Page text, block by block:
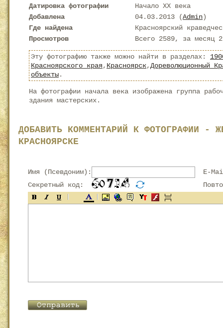
Датировка фотографии
Начало XX века
Добавлена
04.03.2013 (Admin)
Где найдена
Красноярский
Просмотров
Всего 2589, за месяц
Эту фотографию также можно найти в разделах:
Красноярского края, Красноярск,Дореволюционный
объекты.
На фотографии начала века изображена группа
здания мастерских.
ДОБАВИТЬ КОММЕНТАРИЙ К ФОТОГРАФИИ -
КРАСНОЯРСКЕ
Имя (Псевдоним):
E-
Секретный код: